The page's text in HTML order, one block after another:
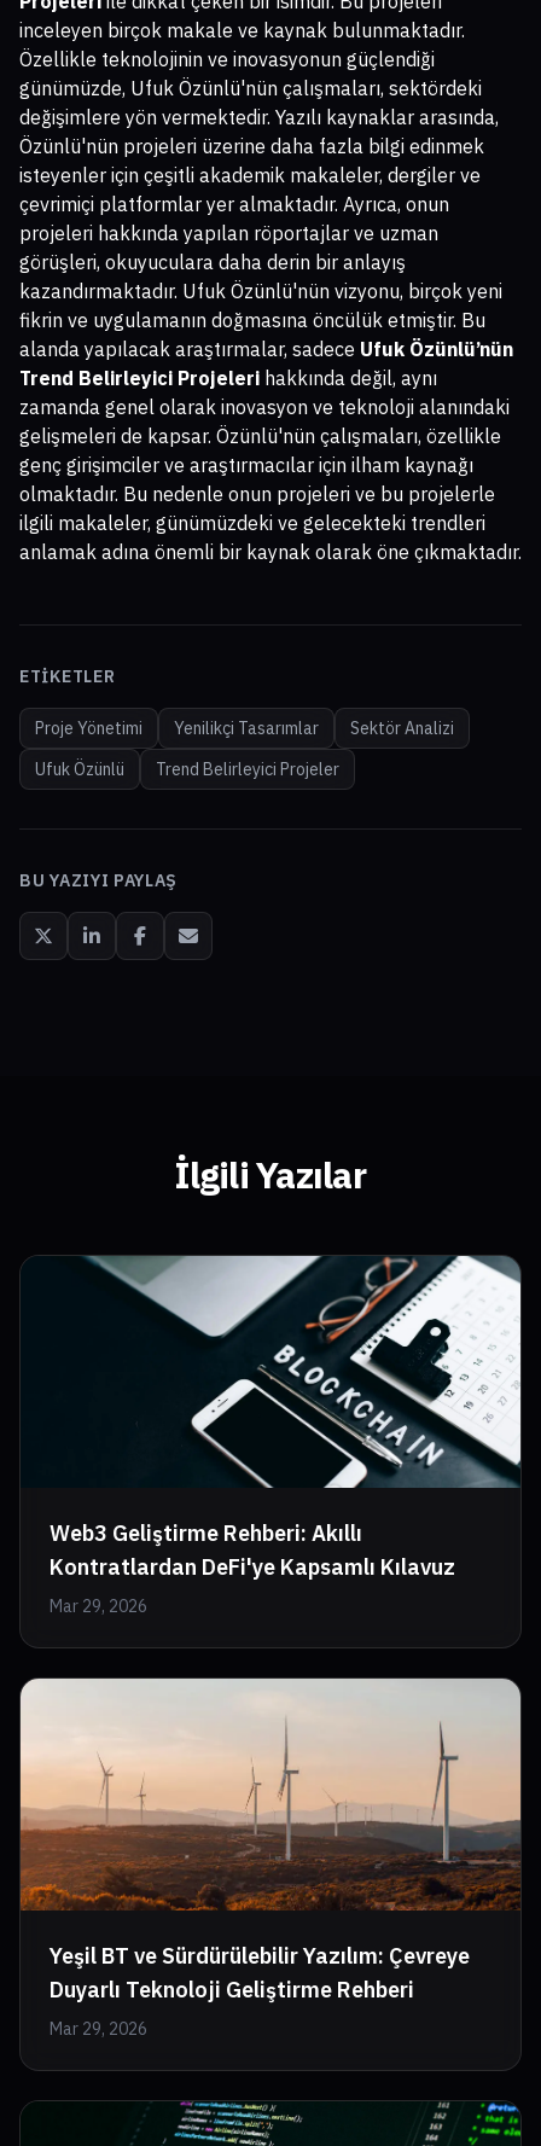
inceleyen birçok makale ve kaynak bulunmaktadır.
Özellikle teknolojinin ve inovasyonun güçlendiği
günümüzde, Ufuk Özünlü'nün çalışmaları, sektördeki
değişimlere yön vermektedir. Yazılı kaynaklar arasında,
Özünlü'nün projeleri üzerine daha fazla bilgi edinmek
isteyenler için çeşitli akademik makaleler, dergiler ve
çevrimiçi platformlar yer almaktadır. Ayrıca, onun
projeleri hakkında yapılan röportajlar ve uzman
görüşleri, okuyuculara daha derin bir anlayış
kazandırmaktadır. Ufuk Özünlü'nün vizyonu, birçok yeni
fikrin ve uygulamanın doğmasına öncülük etmiştir. Bu
alanda yapılacak araştırmalar, sadece Ufuk Özünlü’nün
Trend Belirleyici Projeleri hakkında değil, aynı
zamanda genel olarak inovasyon ve teknoloji alanındaki
gelişmeleri de kapsar. Özünlü'nün çalışmaları, özellikle
genç girişimciler ve araştırmacılar için ilham kaynağı
olmaktadır. Bu nedenle onun projeleri ve bu projelerle
ilgili makaleler, günümüzdeki ve gelecekteki trendleri
anlamak adına önemli bir kaynak olarak öne çıkmaktadır.
ETIKETLER
Proje Yönetimi Yenilikçi Tasarımlar
Sektör Analizi
Ufuk Özünlü
Trend Belirleyici Projeler
BU YAZIYI PAYLAŞ
İlgili Yazılar
Web3 Geliştirme Rehberi: Akıllı
Kontratlardan DeFi'ye Kapsamlı Kılavuz
Mar 29, 2026
Yeşil BT ve Sürdürülebilir Yazılım: Çevreye
Duyarlı Teknoloji Geliştirme Rehberi
Mar 29, 2026